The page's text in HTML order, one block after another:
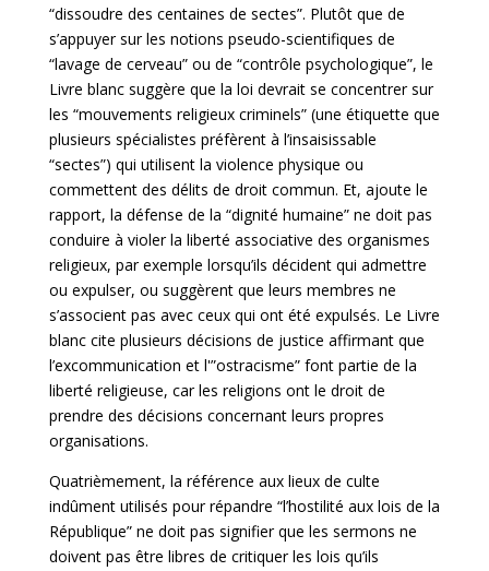
“dissoudre des centaines de sectes”. Plutôt que de
s’appuyer sur les notions pseudo-scientifiques de
“lavage de cerveau” ou de “contrôle psychologique”, le
Livre blanc suggère que la loi devrait se concentrer sur
les “mouvements religieux criminels” (une étiquette que
plusieurs spécialistes préfèrent à l’insaisissable
“sectes”) qui utilisent la violence physique ou
commettent des délits de droit commun. Et, ajoute le
rapport, la défense de la “dignité humaine” ne doit pas
conduire à violer la liberté associative des organismes
religieux, par exemple lorsqu’ils décident qui admettre
ou expulser, ou suggèrent que leurs membres ne
s’associent pas avec ceux qui ont été expulsés. Le Livre
blanc cite plusieurs décisions de justice affirmant que
l’excommunication et l'”ostracisme” font partie de la
liberté religieuse, car les religions ont le droit de
prendre des décisions concernant leurs propres
organisations.
Quatrièmement, la référence aux lieux de culte
indûment utilisés pour répandre “l’hostilité aux lois de la
République” ne doit pas signifier que les sermons ne
doivent pas être libres de critiquer les lois qu’ils